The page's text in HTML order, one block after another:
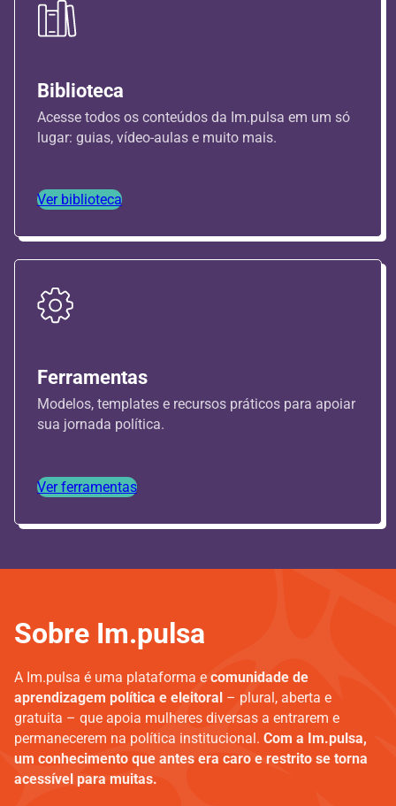
Biblioteca
Acesse todos os conteúdos da Im.pulsa em um só
lugar: guias, vídeo-aulas e muito mais.
Ver biblioteca
Ferramentas
Modelos, templates e recursos práticos para apoiar
sua jornada política.
Ver ferramentas
Sobre Im.pulsa
A Im.pulsa é uma plataforma e comunidade de
aprendizagem política e eleitoral – plural, aberta e
gratuita – que apoia mulheres diversas a entrarem e
permanecerem na política institucional. Com a Im.pulsa,
um conhecimento que antes era caro e restrito se torna
acessível para muitas.